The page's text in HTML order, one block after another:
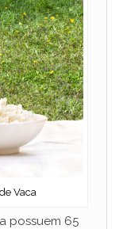
Vaca
possuem 65